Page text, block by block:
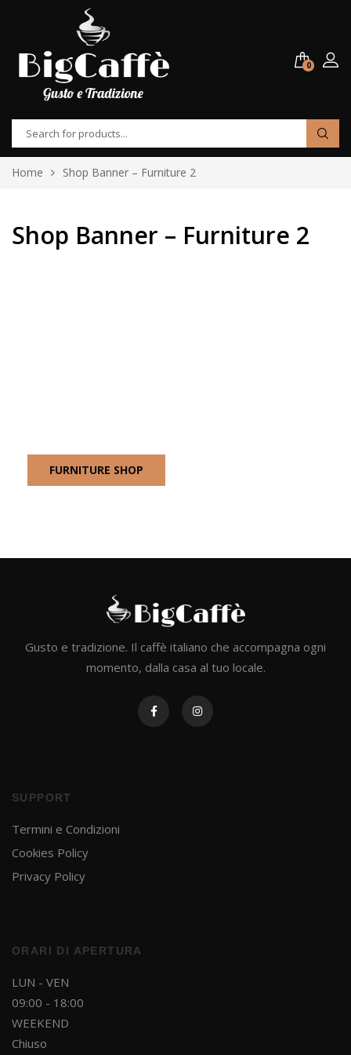
0
Home Shop Banner – Furniture 2
Shop Banner – Furniture 2
FURNITURE SHOP
Gusto e tradizione. Il caffè italiano che accompagna ogni
momento, dalla casa al tuo locale.
SUPPORT
Termini e Condizioni
Cookies Policy
Privacy Policy
ORARI DI APERTURA
LUN - VEN
09:00 - 18:00
WEEKEND
Chiuso